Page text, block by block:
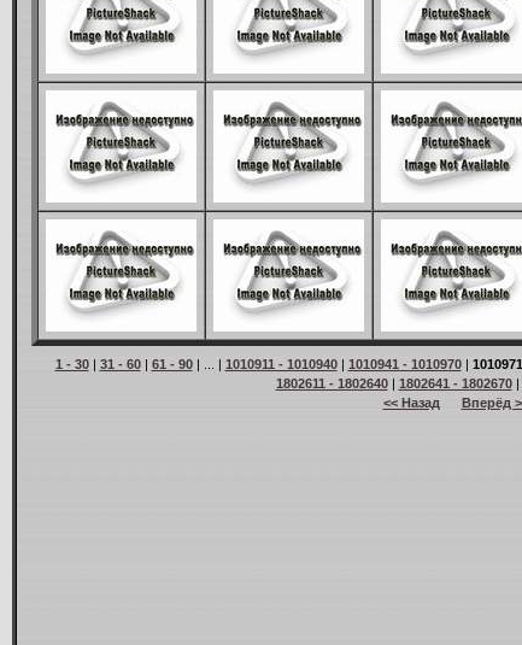
1 - 30| 31 - 60| 61 - 90| ... | 1010911 - 1010940| 1010941 - 1010970|
1802611 - 1802640| 1802641 - 1802670|
<< Назад
Вперёд